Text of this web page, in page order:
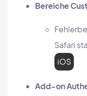
Bereiche
Safari
iOS
Add-on